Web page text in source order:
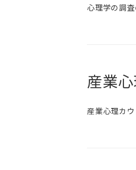
心理学の調
産業
産業心理カ